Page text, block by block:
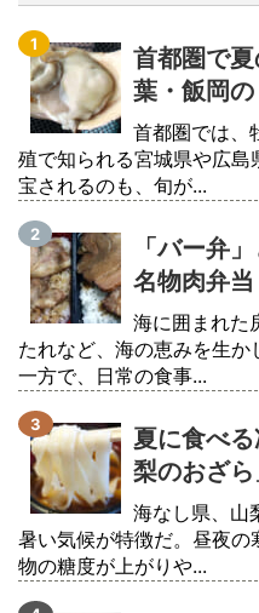
首都圏で
葉・飯岡の
首都圏では、
殖で知られる宮城県や広
宝されるのも、旬が...
「バー弁
名物肉弁当
海に囲まれた
たれなど、海の恵みを生
一方で、日常の食事...
夏に食べ
梨のおざら
海なし県、山
暑い気候が特徴だ。昼夜
物の糖度が上がりや...